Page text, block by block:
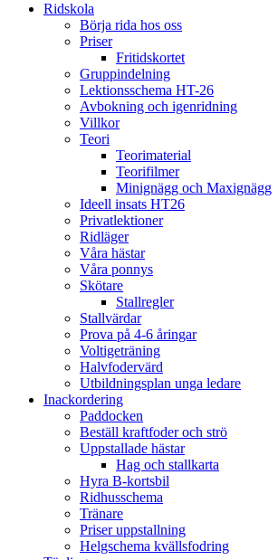
Ridskola
Börja rida hos oss
Priser
Fritidskortet
Gruppindelning
Lektionsschema HT-26
Avbokning och igenridning
Villkor
Teori
Teorimaterial
Teorifilmer
Minignägg och Maxignägg
Ideell insats HT26
Privatlektioner
Ridläger
Våra hästar
Våra ponnys
Skötare
Stallregler
Stallvärdar
Prova på 4-6 åringar
Voltigeträning
Halvfodervärd
Utbildningsplan unga ledare
Inackordering
Paddocken
Beställ kraftfoder och strö
Uppstallade hästar
Hag och stallkarta
Hyra B-kortsbil
Ridhusschema
Tränare
Priser uppstallning
Helgschema kvällsfodring